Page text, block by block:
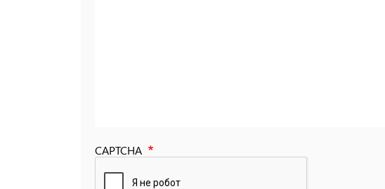
CAPTCHA